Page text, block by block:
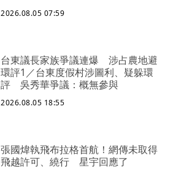
2026.08.05 07:59
台東議長家族爭議連爆 涉占農地避
環評1／台東度假村涉圖利、疑躲環
評 吳秀華爭議：概無參與
2026.08.05 18:55
張國煒執飛布拉格首航！網傳未取得
飛越許可、繞行 星宇回應了